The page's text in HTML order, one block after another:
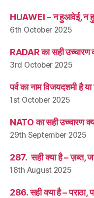
HUAWEI – न हुआवेई, न
6th October 2025
RADAR का सही उच्चारण
3rd October 2025
पर्व का नाम विजयदशमी है
1st October 2025
NATO का सही उच्चारण
29th September 2025
287. सही क्या है – ज़ब्त,
18th August 2025
286. सही क्या है – पराठा,